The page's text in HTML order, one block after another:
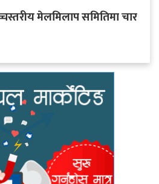
मेलमिलाप समितिमा चार